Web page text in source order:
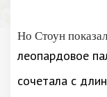
Но Стоун
леопардовое
сочетала с